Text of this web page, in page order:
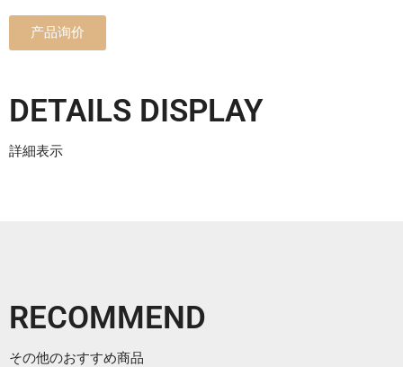
产品询价
DETAILS DISPLAY
詳細表示
RECOMMEND
その他のおすすめ商品